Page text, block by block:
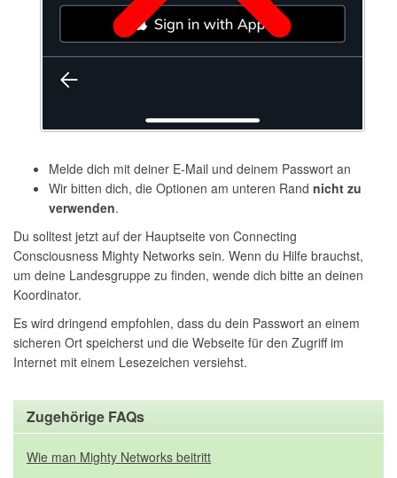
Melde dich mit deiner E-Mail und deinem Passwort an
Wir bitten dich, die Optionen am unteren Rand nicht zu
verwenden.
Du solltest jetzt auf der Hauptseite von Connecting
Consciousness Mighty Networks sein. Wenn du Hilfe brauchst,
um deine Landesgruppe zu finden, wende dich bitte an deinen
Koordinator.
Es wird dringend empfohlen, dass du dein Passwort an einem
sicheren Ort speicherst und die Webseite für den Zugriff im
Internet mit einem Lesezeichen versiehst.
Zugehörige FAQs
Wie man Mighty Networks beitritt